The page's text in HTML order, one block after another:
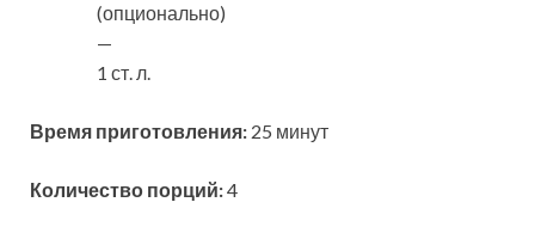
(опционально)
—
1 ст. л.
Время приготовления: 25 минут
Количество порций:4